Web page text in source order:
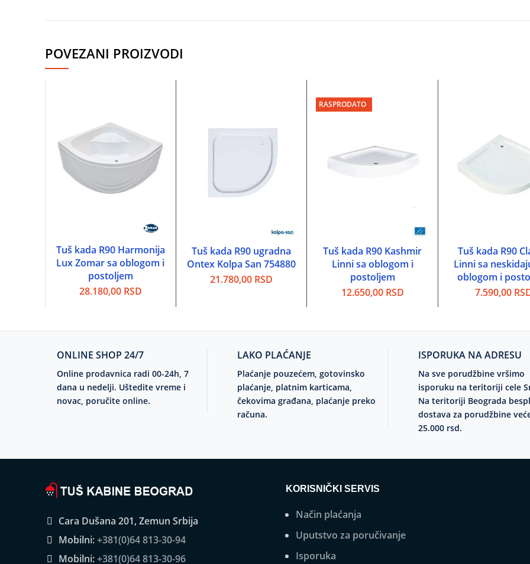
POVEZANI PROIZVODI
DODAJ U KORPU
Tuš kada R90 Harmonija
Lux Zomar sa oblogom i
postoljem
28.180,00 RSD
DODAJ U KORPU
Tuš kada R90 ugradna
Ontex Kolpa San 754880
21.780,00 RSD
RASPRODATO
PROČITAJTE JOŠ
Tuš kada R90 Kashmir
Linni sa oblogom i
postoljem
12.650,00 RSD
DODAJ U
Tuš kada R90
Linni sa
oblogom i
7.590,00
ONLINE SHOP 24/7
Online prodavnica radi 00-24h, 7
dana u nedelji. Uštedite vreme i
novac, poručite online.
LAKO PLAĆANJE
Plaćanje pouzećem, gotovinsko
plaćanje, platnim karticama,
čekovima građana, plaćanje preko
računa.
ISPORUKA NA ADRESU
Na sve porudžbine vršimo
isporuku na teritoriji cele
Na teritoriji Beograda
dostava za porudžbine
25.000 rsd.
Cara Dušana 201, Zemun Srbija
Mobilni:+381(0)64 813-30-94
Mobilni:+381(0)64 813-30-96
KORISNIČKI SERVIS
Način plaćanja
Uputstvo za poručivanje
Isporuka